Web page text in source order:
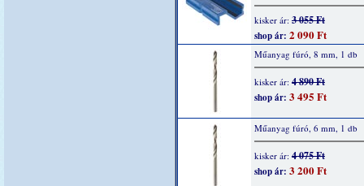
kisker ár: 3 055 Ft
shop ár: 2 090 Ft
Műanyag fúró, 8 mm, 1 db
kisker ár: 4 890 Ft
shop ár: 3 495 Ft
Műanyag fúró, 6 mm, 1 db
kisker ár: 4 075 Ft
shop ár: 3 200 Ft